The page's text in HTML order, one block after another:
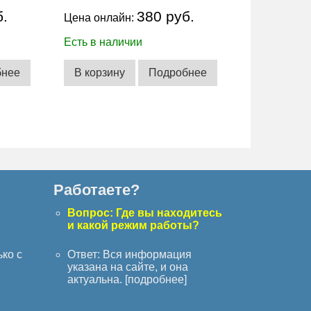
Цена онлайн:380 руб.
Есть в наличии
В корзину Подробнее
с
Работаете?
Вопрос: Где вы находитесь
и какой режим работы?
Ответ: Вся информация
указана на сайте, и она
актуальна. [подробнее]